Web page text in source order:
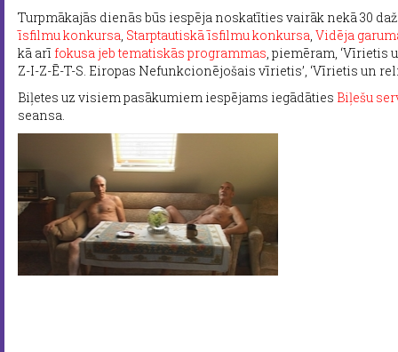
Turpmākajās dienās būs iespēja noskatīties vairāk nekā 30
īsfilmu konkursa, Starptautiskā īsfilmu konkursa, Vidēja
kā arī fokusa jeb tematiskās programmas, piemēram, ‘Vīrietis
Z-I-Z-Ē-T-S. Eiropas Nefunkcionējošais vīrietis’, ‘Vīrietis un
Biļetes uz visiem pasākumiem iespējams iegādāties Biļešu
seansa.